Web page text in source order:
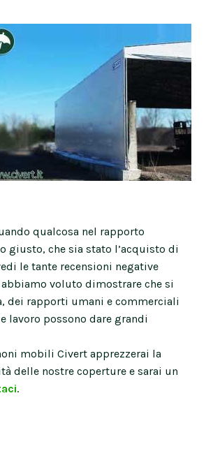
qualcosa nel rapporto
giusto, che sia stato l’acquisto di
le tante recensioni negative
voluto dimostrare che si
dei rapporti umani e commerciali
lavoro possono dare grandi
mobili Civert apprezzerai la
delle nostre coperture e sarai un
.